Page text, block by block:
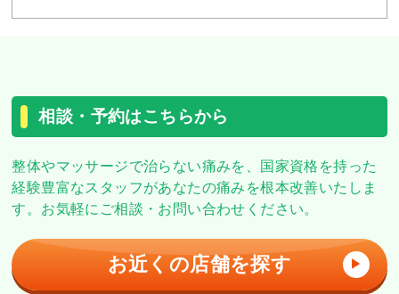
相談・予約はこちらから
整体やマッサージで治らない痛みを、
国家資格を持った
経験豊富なスタッフがあなたの痛みを根本改善いたしま
す。 お気軽にご相談・お問い合わせください。
お近くの店舗を探す ▶